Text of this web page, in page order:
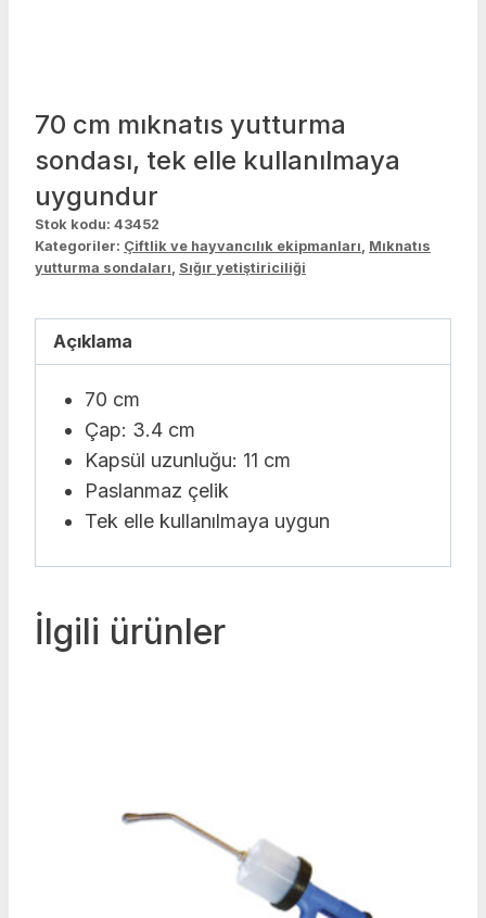
70 cm mıknatıs yutturma
sondası, tek elle kullanılmaya
uygundur
Stok kodu: 43452
Kategoriler: Çiftlik ve hayvancılık ekipmanları, Mıknatıs
yutturma sondaları, Sığır yetiştiriciliği
Açıklama
70 cm
Çap: 3.4 cm
Kapsül uzunluğu: 11 cm
Paslanmaz çelik
Tek elle kullanılmaya uygun
İlgili ürünler